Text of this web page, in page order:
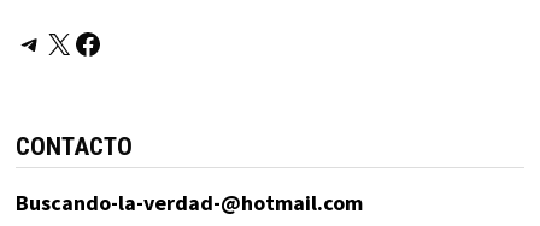
Telegram
X Facebook
CONTACTO
Buscando-la-verdad-@hotmail.com